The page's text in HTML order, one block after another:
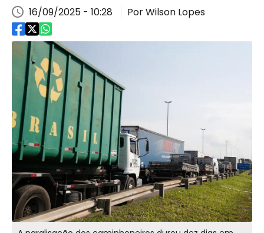
16/09/2025 - 10:28 Por Wilson Lopes